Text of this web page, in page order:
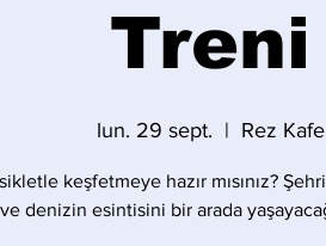
Treni
lun. 29 sept.
  |
Rez Kafe
keşfetmeye hazır mısınız?
ve denizin esintisini bir arada